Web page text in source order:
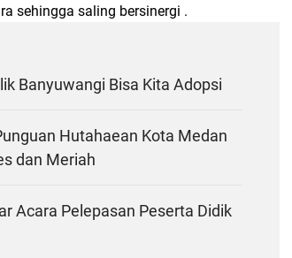
sehingga saling bersinergi .
Banyuwangi Bisa Kita Adopsi
Hutahaean Kota Medan
dan Meriah
Acara Pelepasan Peserta Didik